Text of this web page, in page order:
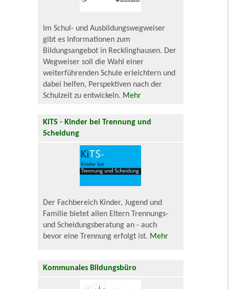
Im Schul- und Ausbildungswegweiser
gibt es Informationen zum
Bildungsangebot in Recklinghausen. Der
Wegweiser soll die Wahl einer
weiterführenden Schule erleichtern und
dabei helfen, Perspektiven nach der
Schulzeit zu entwickeln. Mehr
KiTS - Kinder bei Trennung und
Scheidung
Der Fachbereich Kinder, Jugend und
Familie bietet allen Eltern Trennungs-
und Scheidungsberatung an - auch
bevor eine Trennung erfolgt ist. Mehr
Kommunales Bildungsbüro